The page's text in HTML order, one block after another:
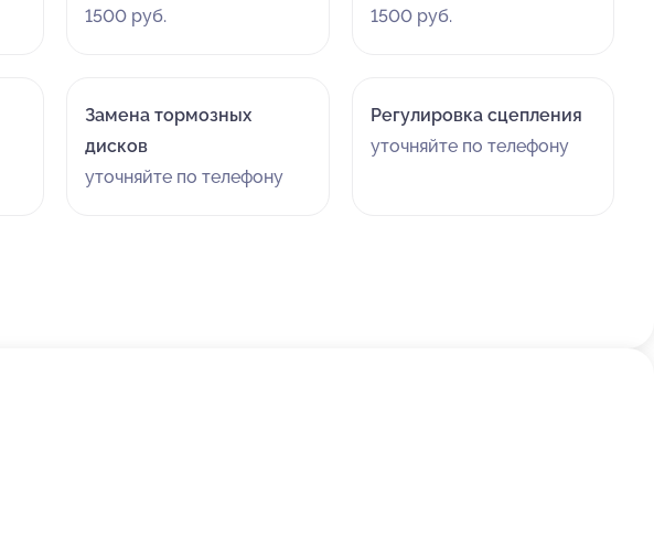
1500 руб.
1500 руб.
Замена тормозных
дисков
уточняйте по телефону
Регулировка сцепления
уточняйте по телефону